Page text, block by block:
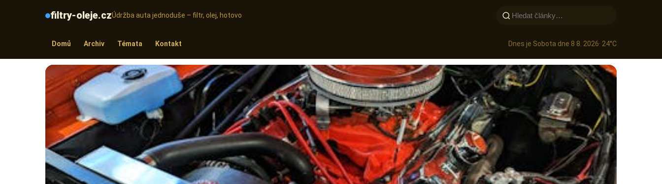
filtry-oleje.czÚdržba auta jednoduše – filtr, olej, hotovo
Domů Archiv Témata Kontakt Dnes je Sobota dne 8 8. 2026· 24°C